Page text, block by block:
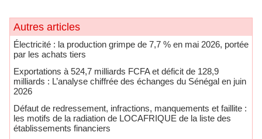
Autres articles
Électricité : la production grimpe de 7,7 % en mai 2026, portée
par les achats tiers
Exportations à 524,7 milliards FCFA et déficit de 128,9
milliards : L’analyse chiffrée des échanges du Sénégal en juin
2026
Défaut de redressement, infractions, manquements et faillite :
les motifs de la radiation de LOCAFRIQUE de la liste des
établissements financiers